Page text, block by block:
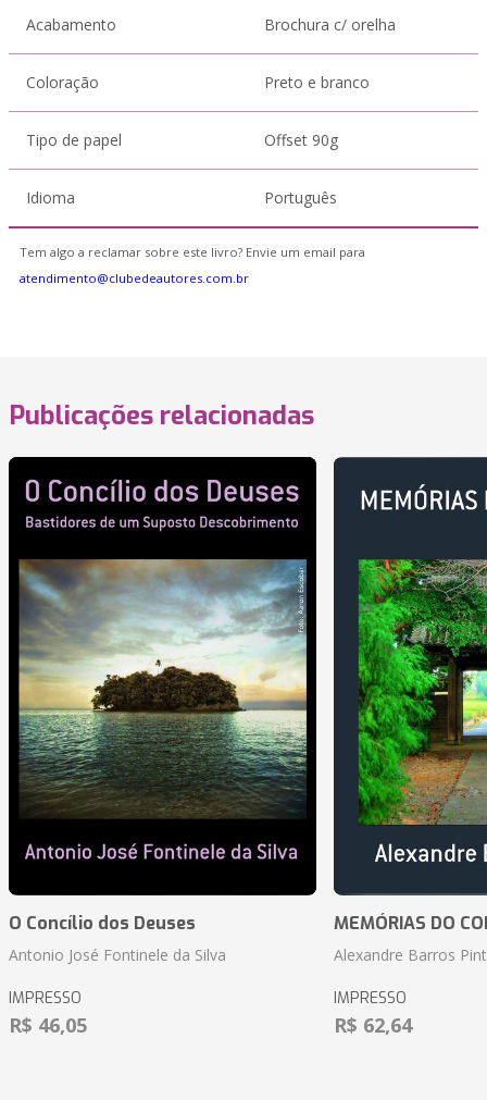
Acabamento Brochura c/ orelha
Coloração Preto e branco
Tipo de papel Offset 90g
Idioma Português
Tem algo a reclamar sobre este livro? Envie um email para
atendimento@clubedeautores.com.br
Publicações relacionadas
O Concílio dos Deuses
Antonio José Fontinele da Silva
IMPRESSO
R$ 46,05
MEMÓRIAS DO
Alexandre Barros
IMPRESSO
R$ 62,64